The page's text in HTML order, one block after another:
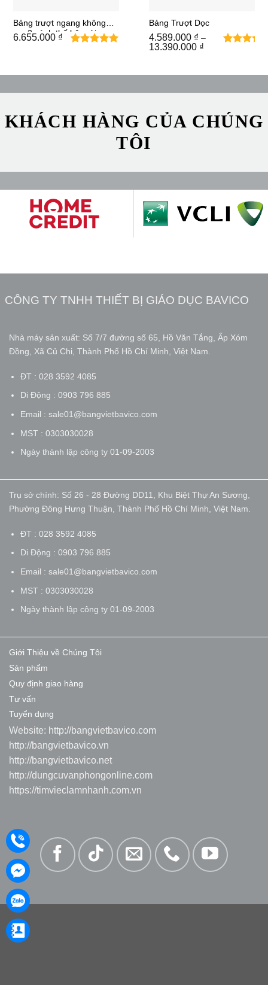
Bảng trượt ngang không
ray 2 cánh thế hệ mới
6.655.000 ₫
Bảng Trượt Dọc
4.589.000 ₫ –
13.390.000 ₫Khoảng
đến
KHÁCH HÀNG CỦA CHÚNG
TÔI
CÔNG TY TNHH THIẾT BỊ GIÁO DỤC BAVICO
Nhà máy sản xuất: Số 7/7 đường số 65, Hồ Văn Tắng, Ấp Xóm
Đồng, Xã Củ Chi, Thành Phố Hồ Chí Minh, Việt Nam.
ĐT : 028 3592 4085
Di Động : 0903 796 885
Email : sale01@bangvietbavico.com
MST : 0303030028
Ngày thành lập công ty 01-09-2003
Trụ sở chính: Số 26 - 28 Đường DD11, Khu Biệt Thự An Sương,
Phường Đông Hưng Thuận, Thành Phố Hồ Chí Minh, Việt Nam.
ĐT : 028 3592 4085
Di Động : 0903 796 885
Email : sale01@bangvietbavico.com
MST : 0303030028
Ngày thành lập công ty 01-09-2003
Giới Thiệu về Chúng Tôi
Sản phẩm
Quy định giao hàng
Tư vấn
Tuyển dụng
Website: http://bangvietbavico.com
http://bangvietbavico.vn
http://bangvietbavico.net
http://dungcuvanphongonline.com
https://timvieclamnhanh.com.vn